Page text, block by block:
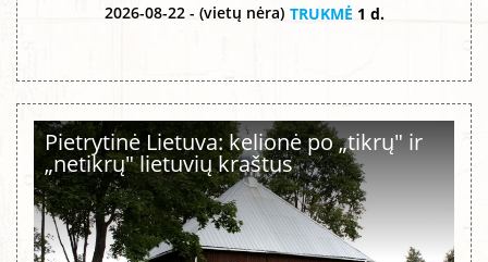
2026-08-22 - (vietų nėra) TRUKMĖ 1 d.
Pietrytinė Lietuva: kelionė po „tikrų" ir
„netikrų" lietuvių kraštus